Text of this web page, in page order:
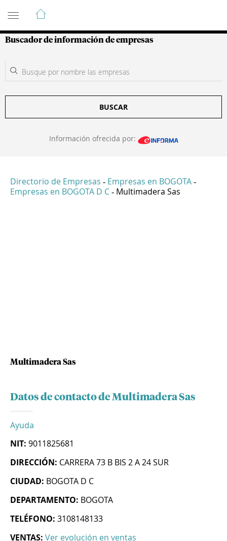
Guía de Empresas Colombianas
Buscador de información de empresas
BUSCAR
Información ofrecida por:
Directorio de Empresas - Empresas en BOGOTA -
Empresas en BOGOTA D C - Multimadera Sas
Multimadera Sas
Datos de contacto de Multimadera Sas
Ayuda
NIT: 9011825681
DIRECCIÓN: CARRERA 73 B BIS 2 A 24 SUR
CIUDAD: BOGOTA D C
DEPARTAMENTO: BOGOTA
TELÉFONO: 3108148133
VENTAS: Ver evolución en ventas